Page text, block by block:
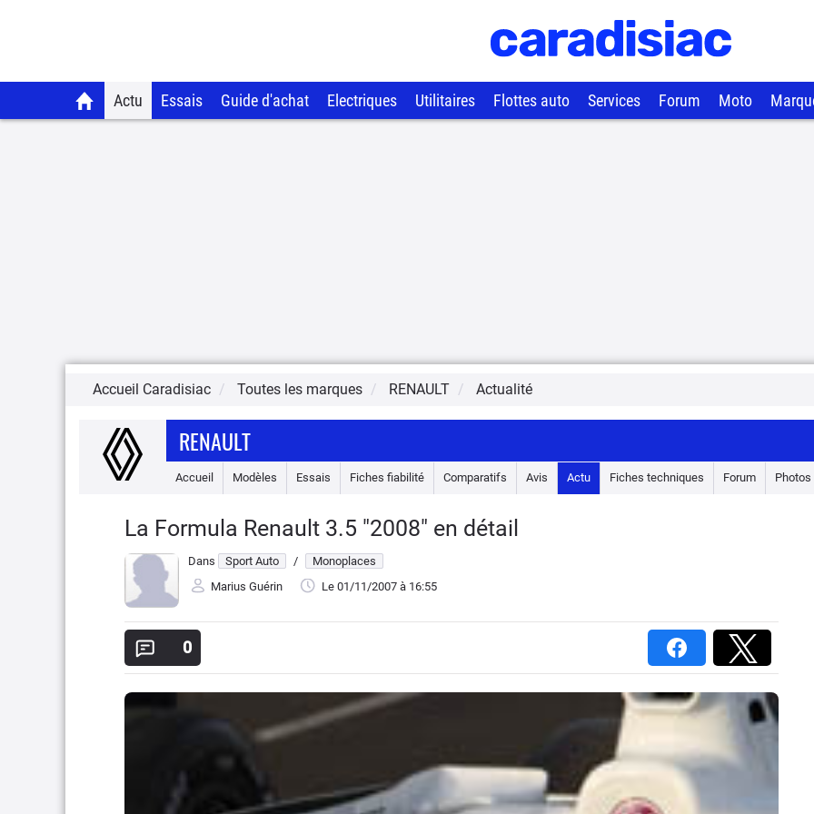
Actu Essais Guide d'achat Electriques Utilitaires Flottes auto Services Forum Moto
Accueil Caradisiac Toutes les marques RENAULT Actualité
RENAULT
Accueil Modèles Essais Fiches fiabilité Comparatifs Avis Actu Fiches techniques Forum Photos
La Formula Renault 3.5 "2008" en détail
Dans Sport Auto /
Monoplaces
Marius Guérin
Le 01/11/2007 à 16:55
0